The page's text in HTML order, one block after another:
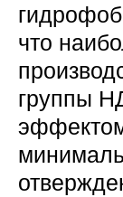
что
группы